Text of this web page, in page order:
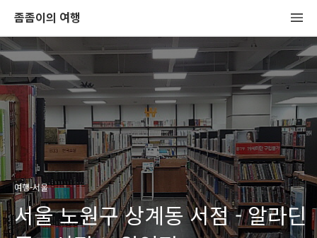
좀좀이의 여행
여행-서울
서울 노원구 상계동 서점 - 알라딘